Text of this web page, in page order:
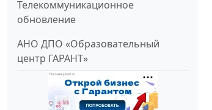
Телекоммуникационное
обновление
АНО ДПО «Образовательный
центр ГАРАНТ»